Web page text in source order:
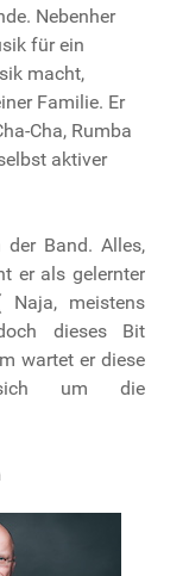
Nebenher
für ein
macht,
Familie. Er
Cha, Rumba
aktiver
Band. Alles,
er als gelernter
meistens
dieses Bit
wartet er diese
um die